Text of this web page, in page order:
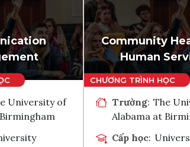
Ghi danh
Tham vấn Interlink
Ghi danh
University of
Community
Human
Trường: The
Alabama at
Cấp học: